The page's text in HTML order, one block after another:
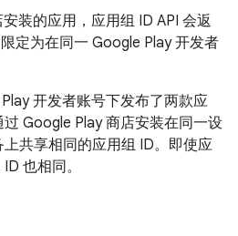
装的应用，应用组 ID API 会返
定为在同一 Google Play 开发者
开发者账号下发布了两款应
Google Play 商店安装在同一设
共享相同的应用组 ID。即使应
也相同。